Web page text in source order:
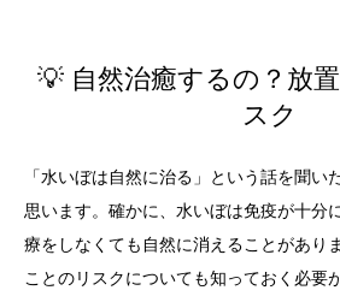
💡 自然治癒するの？放
スク
「水いぼは自然に治る」という話を聞い
思います。確かに、水いぼは免疫が十分
療をしなくても自然に消えることがあり
ことのリスクについても知っておく必要